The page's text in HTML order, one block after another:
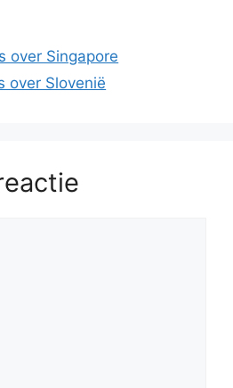
over Singapore
over Slovenië